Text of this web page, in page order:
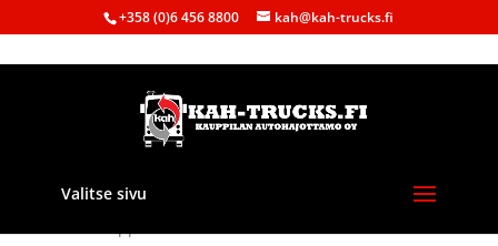
+358 (0)6 456 8800 kah@kah-trucks.fi
Valitse sivu